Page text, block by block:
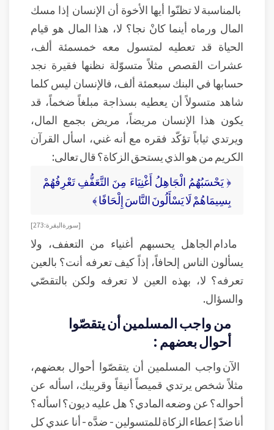
بالمناسبة لا تظنّوا أيها الأخوة أن الإنسان إذا مسك
المال ورماه أينما كانْ نجا؟ لا، هذا المال هو قيام
الحياة قد تعطيه لمتسول معه خمسمئة ألف،
عشرات القصص مثلاً متسوّلة نظنها فقيرة نجد
حسابها في البنك سبعمئة ألف، فالإنسان ليس كلما
شاهد متسولاً أن يعطيه بسذاجة مبلغاً ضخماً، قد
يكون هذا الإنسان مريضاً، مريض بجمع المال،
ويرتدي ثياباً تؤكّد فقره مع أنه غني، اسأل القرآن
الكريم من هو الذي يستحق الزكاة؟ قال تعالى:
﴿ يَحْسَبُهُمُ الْجَاهِلُ أَغْنِيَاءَ مِنَ التَّعَفُّفِ تَعْرِفُهُمْ
بِسِيمَاهُمْ لَا يَسْأَلُونَ النَّاسَ إِلْحَافًا ﴾
[ سورة البقرة: 273]
مادام الجاهل يحسبهم أغنياء من التعفف، ولا
يسألون الناس إلحافاً، إذاً كيف تعرفه أنت؟ بالعين
تعرفه؟ لا، بهذه العين لا تعرفه ولكن بالتقصّي
والسؤال.
من واجب المسلمين أن يتقصّوا
أحوال بعضهم :
الآن واجب المسلمين أن يتقصّوا أحوال بعضهم،
مثلاً شخص يرتدي قميصاً أنيقاً وقريبك، اسأله عن
أحواله؟ عن وضعه المادي؟ هل عليه ديون؟ اسأله؟
أنا ضدّ إعطاء الزكاة للمتسولين - ضدَّه - أنا عندي كل